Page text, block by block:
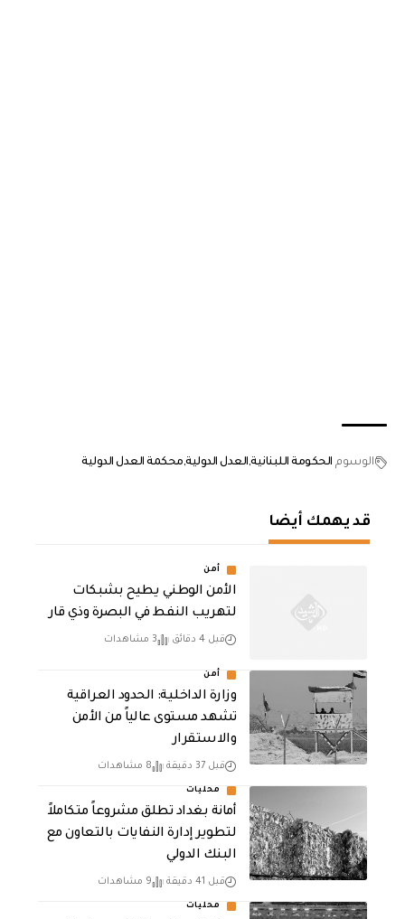
الوسوم الحكومة اللبنانية العدل الدولية محكمة العدل الدولية
قد يهمك أيضا
أمن
الأمن الوطني يطيح بشبكات
لتهريب النفط في البصرة وذي قار
قبل 4 دقائق 3 مشاهدات
أمن
وزارة الداخلية: الحدود العراقية
تشهد مستوى عالياً من الأمن
والاستقرار
قبل 37 دقيقة 8 مشاهدات
محليات
أمانة بغداد تطلق مشروعاً متكاملاً
لتطوير إدارة النفايات بالتعاون مع
البنك الدولي
قبل 41 دقيقة 9 مشاهدات
محليات